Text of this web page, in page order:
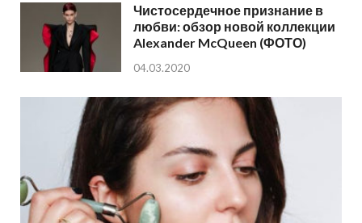
Чистосердечное признание в
любви: обзор новой коллекции
Alexander McQueen (ФОТО)
04.03.2020